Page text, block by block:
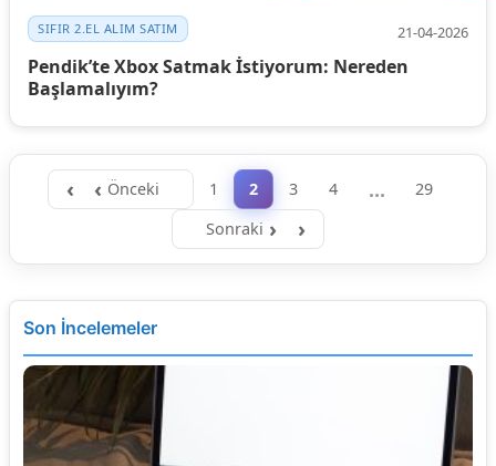
SIFIR 2.EL ALIM SATIM 21-04-2026
Pendik’te Xbox Satmak İstiyorum: Nereden
Başlamalıyım?
Önceki 1 2 3 4 …
29
Sonraki
Son İncelemeler